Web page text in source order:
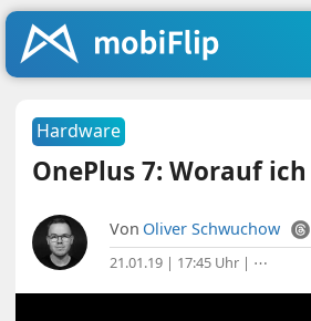
Hardware
OnePlus 7: Worauf
Von Oliver Schwuchow
21.01.19 | 17:45 Uhr | ⋯